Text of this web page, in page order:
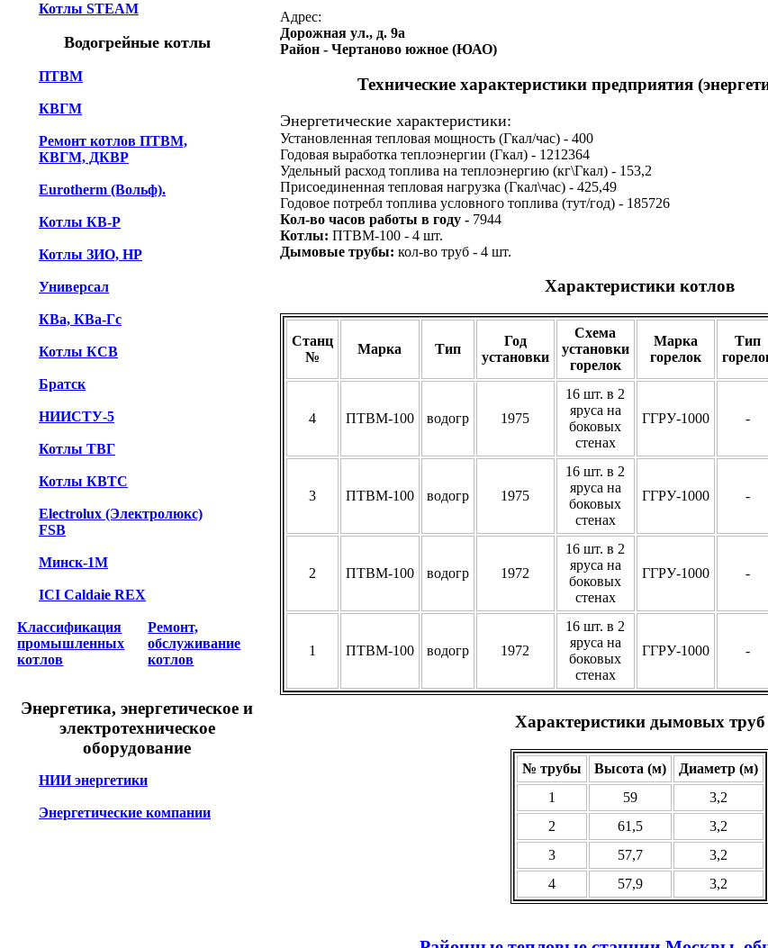
Котлы STEAM
Водогрейные котлы
ПТВМ
КВГМ
Ремонт котлов ПТВМ,
КВГМ, ДКВР
Eurotherm (Вольф).
Котлы КВ-Р
Котлы ЗИО, НР
Универсал
КВа, КВа-Гс
Котлы КСВ
Братск
НИИСТУ-5
Котлы ТВГ
Котлы КВТС
Electrolux (Электролюкс)
FSB
Минск-1М
ICI Caldaie REX
Классификация
промышленных
котлов
Ремонт,
обслуживание
котлов
Энергетика, энергетическое и
электротехническое
оборудование
НИИ энергетики
Энергетические компании
Адрес:
Дорожная ул., д. 9а
Район - Чертаново южное (ЮАО)
Технические характеристики предприятия
Энергетические характеристики:
Установленная тепловая мощность (Гкал/час) - 400
Годовая выработка теплоэнергии (Гкал) - 1212364
Удельный расход топлива на теплоэнергию (кг\Гкал) - 153,2
Присоединенная тепловая нагрузка (Гкал\час) - 425,49
Годовое потребл топлива условного топлива (тут/год) - 185726
Кол-во часов работы в году - 7944
Котлы: ПТВМ-100 - 4 шт.
Дымовые трубы: кол-во труб - 4 шт.
Характеристики котлов
Станц
№
Марка Тип
Год
установки
Схема
установки
горелок
Марка
горелок
Тип
4 ПТВМ-100 водогр 1975
16 шт. в 2
яруса на
боковых
стенах
ГГРУ-1000 -
3 ПТВМ-100 водогр 1975
16 шт. в 2
яруса на
боковых
стенах
ГГРУ-1000 -
2 ПТВМ-100 водогр 1972
16 шт. в 2
яруса на
боковых
стенах
ГГРУ-1000 -
1 ПТВМ-100 водогр 1972
16 шт. в 2
яруса на
боковых
стенах
ГГРУ-1000 -
Характеристики дымовых труб
№ трубы Высота (м)
Диаметр (м)
1
59
3,2
2
61,5
3,2
3
57,7
3,2
4
57,9 3,2